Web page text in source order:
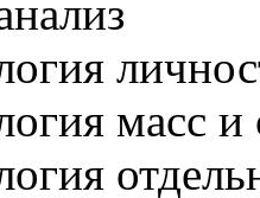
масс и